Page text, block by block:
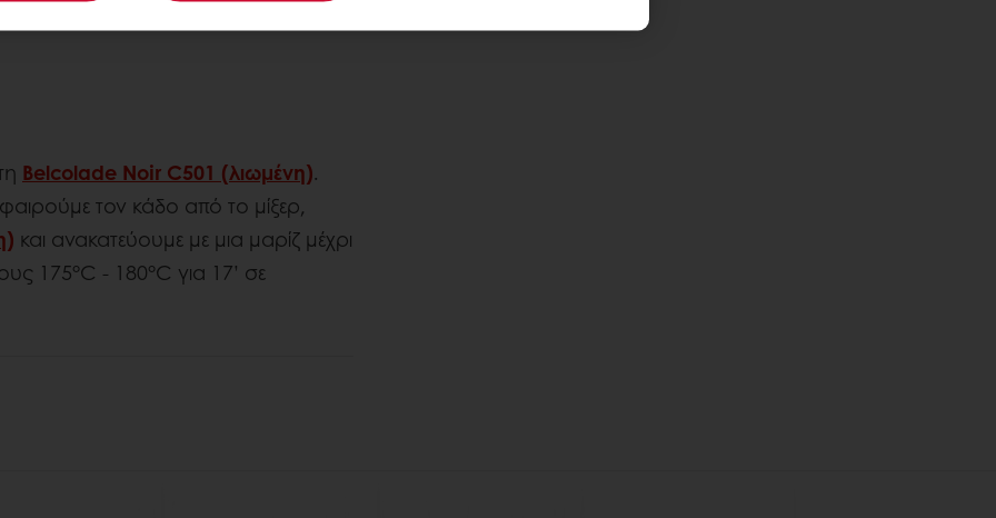
Belcolade Noir C501 (λιωμένη).
τον κάδο από το μίξερ,
και ανακατεύουμε με μια μαρίζ μέχρι
175°C - 180°C για 17’ σε